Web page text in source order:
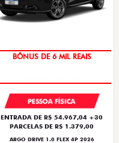
BÔNUS DE 6 MIL REAIS
PESSOA FÍSICA
ENTRADA DE R$ 54.967,04 +30
PARCELAS DE R$ 1.379,00
ARGO DRIVE 1.0 FLEX 4P 2026